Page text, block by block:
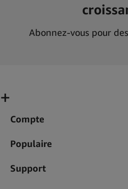
Abonnez-vous pour
Compte
Populaire
Support